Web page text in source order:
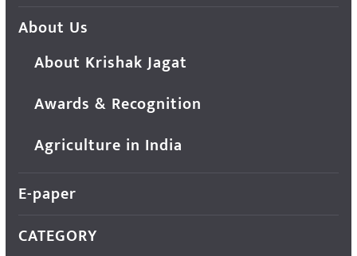
About Us
About Krishak Jagat
Awards & Recognition
Agriculture in India
E-paper
CATEGORY